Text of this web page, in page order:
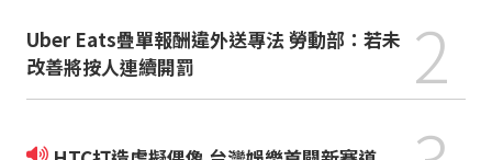
Uber Eats疊單報酬違外送專法 勞動部：若未
改善將按人連續開罰
2